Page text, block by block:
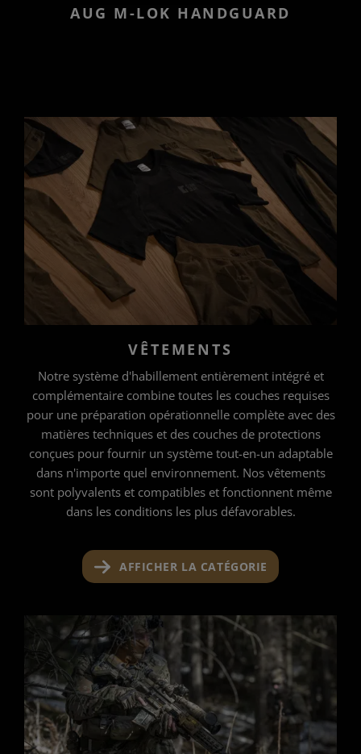
AUG M-LOK HANDGUARD
VÊTEMENTS
Notre système d'habillement entièrement intégré et
complémentaire combine toutes les couches requises
pour une préparation opérationnelle complète avec des
matières techniques et des couches de protections
conçues pour fournir un système tout-en-un adaptable
dans n'importe quel environnement. Nos vêtements
sont polyvalents et compatibles et fonctionnent même
dans les conditions les plus défavorables.
AFFICHER LA CATÉGORIE